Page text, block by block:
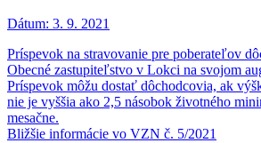
Dátum: 3. 9. 2021
Príspevok na stravovanie pre poberateľov
Obecné zastupiteľstvo v Lokci na svojom
Príspevok môžu dostať dôchodcovia, ak
nie je vyššia ako 2,5 násobok životného
mesačne.
Bližšie informácie vo VZN č. 5/2021